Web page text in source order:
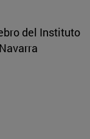
del Instituto